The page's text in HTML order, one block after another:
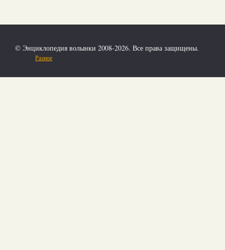
© Энциклопедия волынки 2008-2026. Все права защищены.
Разное